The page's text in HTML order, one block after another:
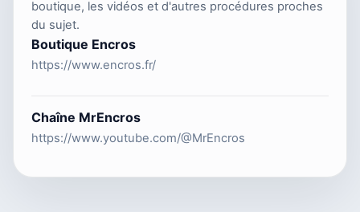
boutique, les vidéos et d'autres procédures proches
du sujet.
Boutique Encros
https://www.encros.fr/
Chaîne MrEncros
https://www.youtube.com/@MrEncros